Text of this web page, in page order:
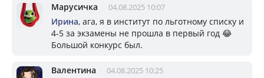
Марусичка 04.08.2025 10:07
Ирина, ага, я в институт по льготному списку и
4-5 за экзамены не прошла в первый год 😂
Большой конкурс был.
Валентина 04.08.2025 10:25